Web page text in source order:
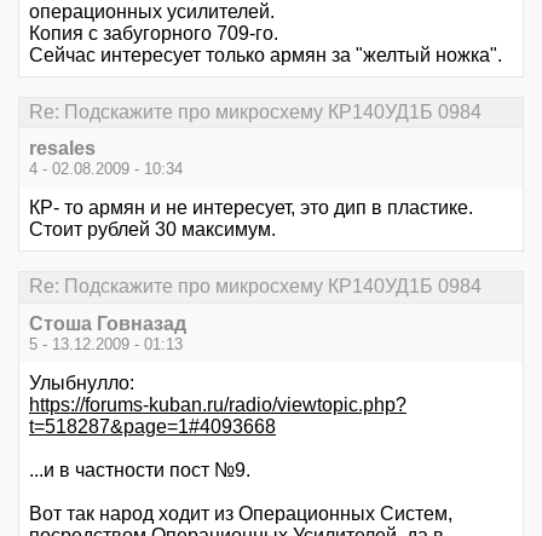
операционных усилителей.
Копия с забугорного 709-го.
Сейчас интересует только армян за "желтый ножка".
Re: Подскажите про микросхему КР140УД1Б 0984
resales
4 - 02.08.2009 - 10:34
КР- то армян и не интересует, это дип в пластике.
Стоит рублей 30 максимум.
Re: Подскажите про микросхему КР140УД1Б 0984
Стоша Говназад
5 - 13.12.2009 - 01:13
Улыбнулло:
https://forums-kuban.ru/radio/viewtopic.php?
t=518287&page=1#4093668
...и в частности пост №9.
Вот так народ ходит из Операционных Систем,